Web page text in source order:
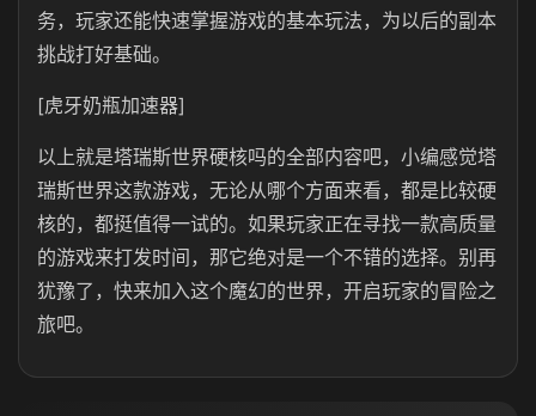
务，玩家还能快速掌握游戏的基本玩法，为以后的副本
挑战打好基础。
[虎牙奶瓶加速器]
以上就是塔瑞斯世界硬核吗的全部内容吧，小编感觉塔
瑞斯世界这款游戏，无论从哪个方面来看，都是比较硬
核的，都挺值得一试的。如果玩家正在寻找一款高质量
的游戏来打发时间，那它绝对是一个不错的选择。别再
犹豫了，快来加入这个魔幻的世界，开启玩家的冒险之
旅吧。